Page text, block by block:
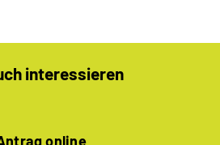
interessieren
online